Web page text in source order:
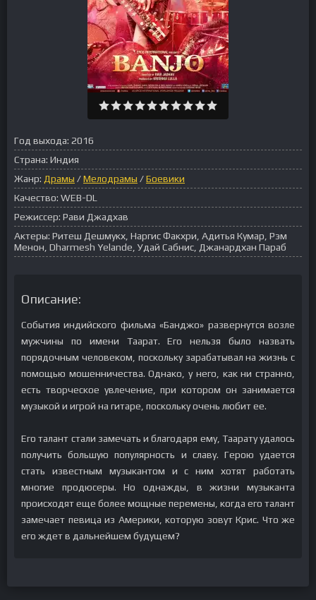
Год выхода: 2016
Страна: Индия
Жанр: Драмы /Мелодрамы /Боевики
Качество: WEB-DL
Режиссер: Рави Джадхав
Актеры: Ритеш Дешмукх, Наргис Факхри, Адитья Кумар, Рэм
Менон, Dharmesh Yelande, Удай Сабнис, Джанардхан Параб
Описание:
События индийского фильма «Банджо» развернутся возле
мужчины по имени Таарат. Его нельзя было назвать
порядочным человеком, поскольку зарабатывал на жизнь с
помощью мошенничества. Однако, у него, как ни странно,
есть творческое увлечение, при котором он занимается
музыкой и игрой на гитаре, поскольку очень любит ее.
Его талант стали замечать и благодаря ему, Таарату удалось
получить большую популярность и славу. Герою удается
стать известным музыкантом и с ним хотят работать
многие продюсеры. Но однажды, в жизни музыканта
происходят еще более мощные перемены, когда его талант
замечает певица из Америки, которую зовут Крис. Что же
его ждет в дальнейшем будущем?